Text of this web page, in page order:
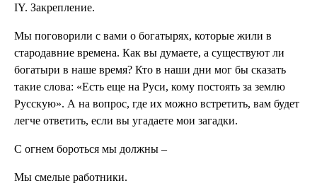
ІY. Закрепление.
Мы поговорили с вами о богатырях, которые жили в
стародавние времена. Как вы думаете, а существуют ли
богатыри в наше время? Кто в наши дни мог бы сказать
такие слова: «Есть еще на Руси, кому постоять за землю
Русскую». А на вопрос, где их можно встретить, вам будет
легче ответить, если вы угадаете мои загадки.
С огнем бороться мы должны –
Мы смелые работники.